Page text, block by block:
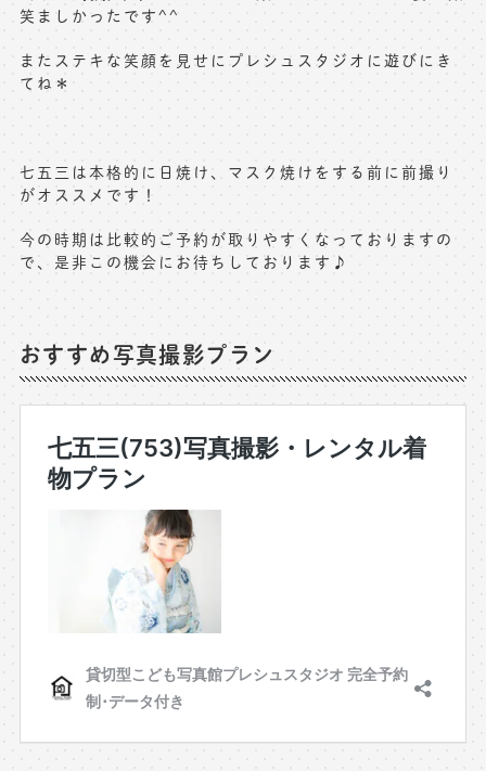
笑ましかったです^^
またステキな笑顔を見せにプレシュスタジオに遊びにき
てね＊
七五三は本格的に日焼け、マスク焼けをする前に前撮り
がオススメです！
今の時期は比較的ご予約が取りやすくなっておりますの
で、是非この機会にお待ちしております♪
おすすめ写真撮影プラン